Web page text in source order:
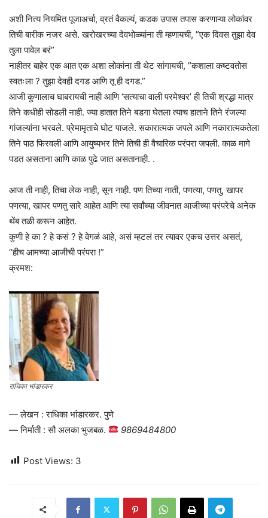
अशी नित्य नियमित पूजाअर्चा, व्रतं वैकल्यं, कडक उपास तपास करणाऱ्या लोकांवर
तिची बारीक नजर असे. खरोखरच्या देवभोळ्यांना ती म्हणायची, ”एक दिवस तुझा देव
तुला पावेल बरं”
नाहीतर बाहेर एक आत एक अशा लोकांना ती थेट सांगायची, ”कशाला कष्टवतोस
स्वतःला ? तुझा देवही दगड आणि तू ही दगड.”
आजी कुणालाच घाबरायची नाही आणि ‘सत्याचा वाली परमेश्वर’ ही तिची श्रद्धा मात्र
तिने कधीही सोडली नाही. ज्या हातात तिने बडगा घेतला त्याच हाताने तिने रंजल्या
गांजल्यांना भरवले. प्रेमामृताचे घोट पाजले. सकारात्मक जपले आणि नकारात्मकतेला
तिने पाठ फिरवली आणि आयुष्यभर तिने तिची ही वैचारिक परंपरा जपली. काळ मागे
पडत असताना आणि काळ पुढे जात असतानाही. .
आज ती नाही, तिचा लेक नाही, सून नाही. पण तिच्या नाती, पणत्या, पणतु, खापर
पणत्या, खापर पणतु सारे आहेत आणि त्या सर्वांच्या जीवनात आजीच्या परंपरेचे अनेक
थेंब तळी करून आहेत.
कुणी हे का ? हे कसं ? हे वेगळं आहे, असं म्हटलं तर त्यावर एकच उत्तर असतं,
“हीच आमच्या आजीची परंपरा !”
क्रमश:
राधिका भांडारकर
— लेखन : राधिका भांडारकर. पुणे
— निर्माती : सौ अलका भुजबळ.
9869484800
Post Views: 3